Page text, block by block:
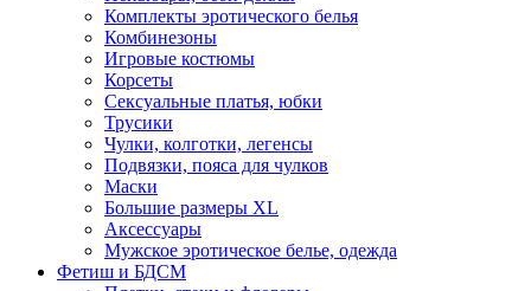
Комплекты эротического белья
Комбинезоны
Игровые костюмы
Корсеты
Сексуальные платья, юбки
Трусики
Чулки, колготки, легенсы
Подвязки, пояса для чулков
Маски
Большие размеры XL
Аксессуары
Мужское эротическое белье, одежда
Фетиш и БДСМ